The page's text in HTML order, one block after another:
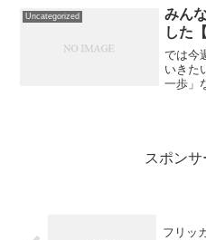
いいた
やく…
Uncategorized
みん
した
では今
いきた
一歩」
スポンサ
フリッ